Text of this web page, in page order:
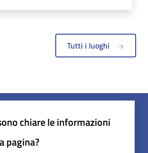
Tutti i luoghi
chiare le informazioni
pagina?